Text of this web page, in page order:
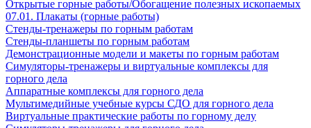
Открытые горные работы/Обогащение полезных ископаемых
07.01. Плакаты (горные работы)
Стенды-тренажеры по горным работам
Стенды-планшеты по горным работам
Демонстрационные модели и макеты по горным работам
Симуляторы-тренажеры и виртуальные комплексы для
горного дела
Аппаратные комплексы для горного дела
Мультимедийные учебные курсы СДО для горного дела
Виртуальные практические работы по горному делу